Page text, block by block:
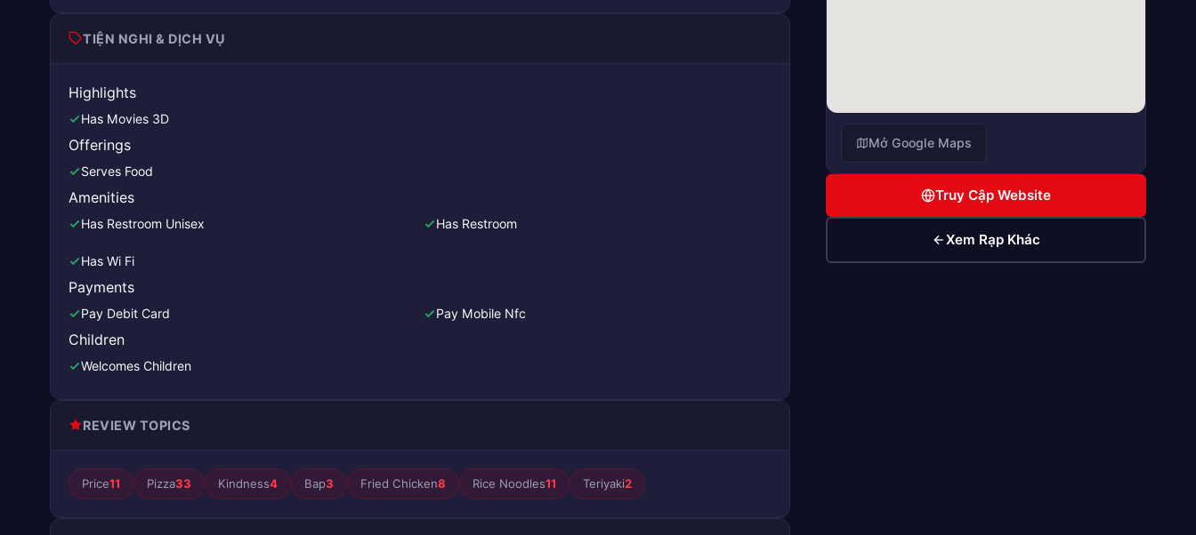
TIỆN NGHI & DỊCH VỤ
Highlights
Has Movies 3D
Offerings
Serves Food
Amenities
Has Restroom Unisex Has Restroom
Has Wi Fi
Payments
Pay Debit Card Pay Mobile Nfc
Children
Welcomes Children
REVIEW TOPICS
Price11 Pizza33 Kindness4 Bap3 Fried Chicken8 Rice Noodles11 Teriyaki2
Mở Google Maps
Truy Cập Website
Xem Rạp Khác